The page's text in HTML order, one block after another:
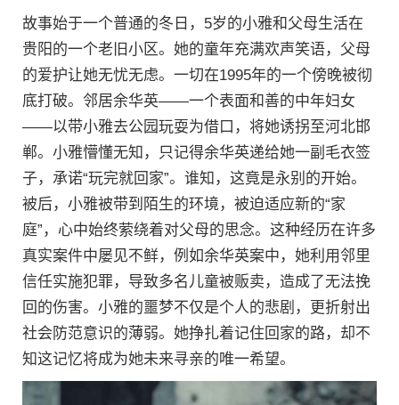
故事始于一个普通的冬日，5岁的小雅和父母生活在
贵阳的一个老旧小区。她的童年充满欢声笑语，父母
的爱护让她无忧无虑。一切在1995年的一个傍晚被彻
底打破。邻居余华英——一个表面和善的中年妇女
——以带小雅去公园玩耍为借口，将她诱拐至河北邯
郸。小雅懵懂无知，只记得余华英递给她一副毛衣签
子，承诺“玩完就回家”。谁知，这竟是永别的开始。
被后，小雅被带到陌生的环境，被迫适应新的“家
庭”，心中始终萦绕着对父母的思念。这种经历在许多
真实案件中屡见不鲜，例如余华英案中，她利用邻里
信任实施犯罪，导致多名儿童被贩卖，造成了无法挽
回的伤害。小雅的噩梦不仅是个人的悲剧，更折射出
社会防范意识的薄弱。她挣扎着记住回家的路，却不
知这记忆将成为她未来寻亲的唯一希望。